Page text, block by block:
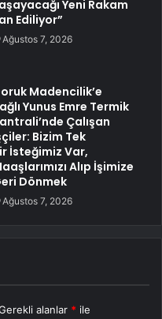
Yeni Rakam
Ediliyor”
Ağustos 7, 2026
Madencilik’e
Yunus Emre Termik
Çalışan
Bizim Tek
İsteğimiz Var,
Alıp İşimize
Dönmek
Ağustos 7, 2026
alanlar * ile